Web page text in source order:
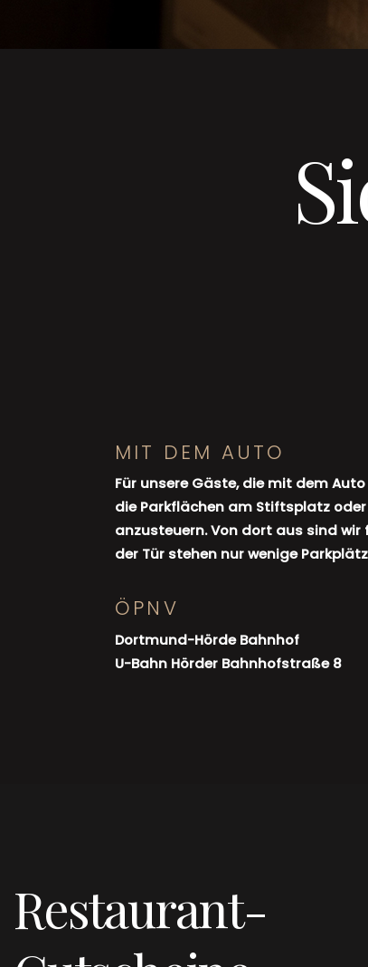
MIT DEM AUTO
Für unsere Gäste, die mit dem
die Parkflächen am Stiftsplatz oder
anzusteuern. Von dort aus sind wir
der Tür stehen nur wenige
ÖPNV
Dortmund-Hörde Bahnhof
U-Bahn Hörder Bahnhofstraße 8
Restaurant-